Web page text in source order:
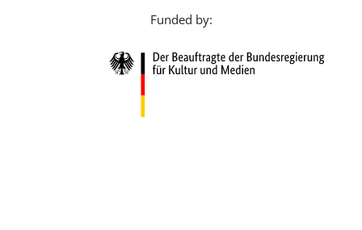
Nederlands
Português
Funded by: